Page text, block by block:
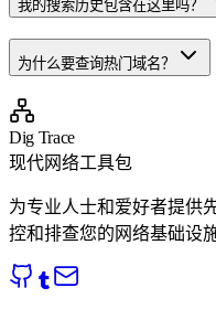
我的搜索历史包含在这里吗？
为什么要查询热门域名？
Dig Trace
现代网络工具包
为专业人士和爱好者提供
控和排查您的网络基础设施